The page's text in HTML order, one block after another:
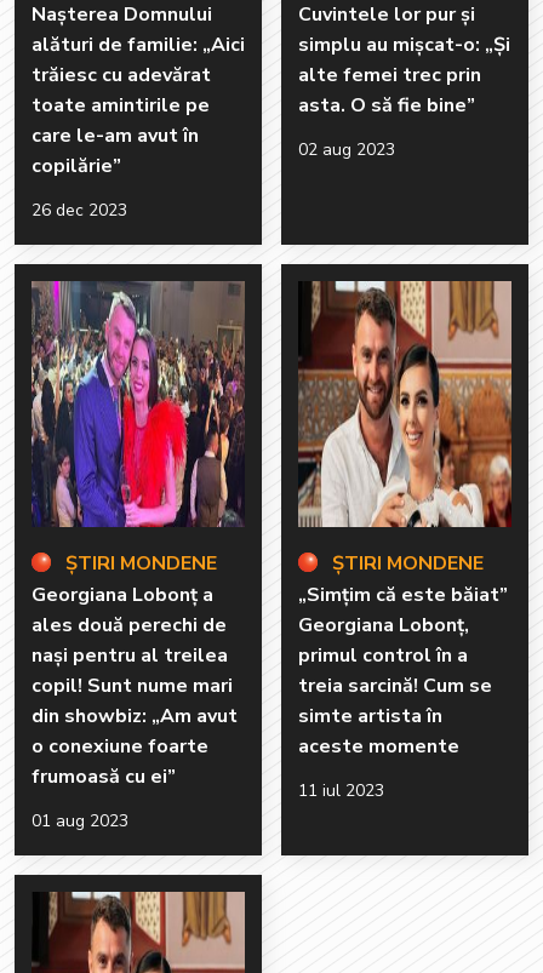
Nașterea Domnului
alături de familie: „Aici
trăiesc cu adevărat
toate amintirile pe
care le-am avut în
copilărie”
26 dec 2023
Cuvintele lor pur și
simplu au mișcat-o: „Și
alte femei trec prin
asta. O să fie bine”
02 aug 2023
ȘTIRI MONDENE
Georgiana Lobonț a
ales două perechi de
nași pentru al treilea
copil! Sunt nume mari
din showbiz: „Am avut
o conexiune foarte
frumoasă cu ei”
01 aug 2023
ȘTIRI MONDENE
„Simțim că este băiat”
Georgiana Lobonț,
primul control în a
treia sarcină! Cum se
simte artista în
aceste momente
11 iul 2023